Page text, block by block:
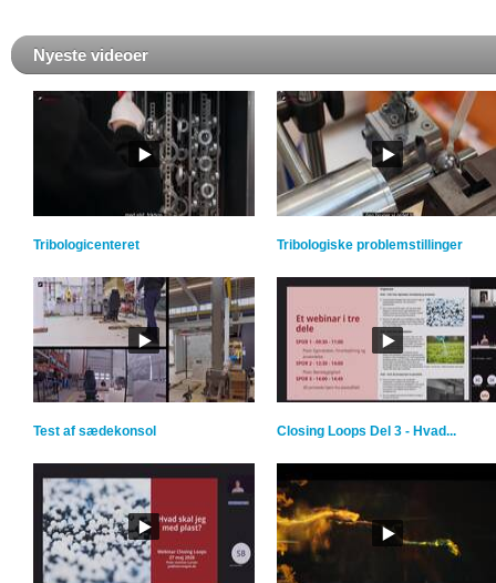
Nyeste videoer
Tribologicenteret Tribologiske problemstillinger
Test af sædekonsol Closing Loops Del 3 - Hvad...